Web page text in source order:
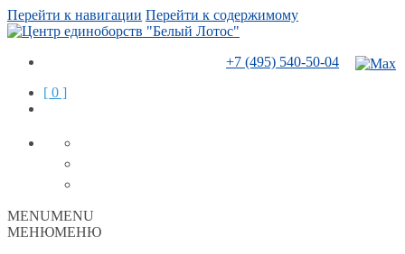
Перейти к навигации Перейти к содержимому
+7 (495) 540-50-04
[ 0 ]
MENUMENU
МЕНЮМЕНЮ